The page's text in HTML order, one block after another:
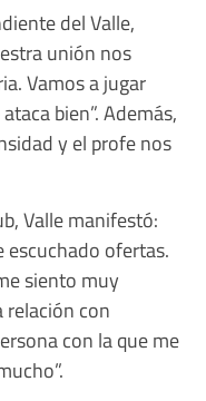
del Valle,
unión nos
Vamos a jugar
bien”. Además,
y el profe nos
Valle manifestó:
escuchado ofertas.
siento muy
relación con
con la que me